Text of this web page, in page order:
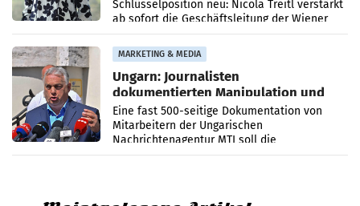
Schlüsselposition neu: Nicola Treitl verstärkt
ab sofort die Geschäftsleitung der Wiener
PR-Agentur an der Seite von Josef Kalina und
Anna Kalina-Mahr.
MARKETING & MEDIA
Ungarn: Journalisten
dokumentierten Manipulation und
Zensur
Eine fast 500-seitige Dokumentation von
Mitarbeitern der Ungarischen
Nachrichtenagentur MTI soll die
systematische Nachrichten-Manipulation und